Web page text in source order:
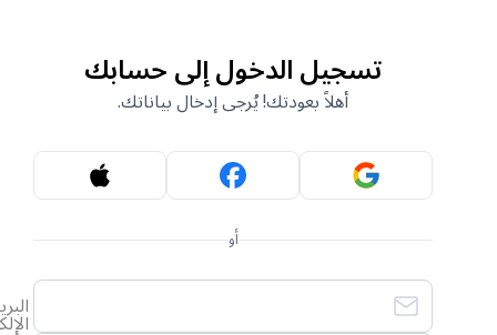
تسجيل الدخول إلى حسابك
أهلاً بعودتك! يُرجى إدخال بياناتك.
أو
الإلكتروني